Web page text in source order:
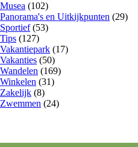
Musea (102)
Panorama's en Uitkijkpunten (29)
Sportief(53)
Tips (127)
Vakantiepark (17)
Vakanties (50)
Wandelen (169)
Winkelen (31)
Zakelijk (8)
Zwemmen (24)